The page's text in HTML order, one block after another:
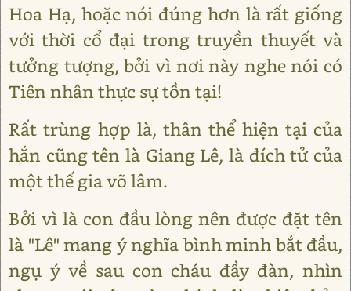
Hoa Hạ, hoặc nói đúng hơn là rất giống
với thời cổ đại trong truyền thuyết và
tưởng tượng, bởi vì nơi này nghe nói có
Tiên nhân thực sự tồn tại!
Rất trùng hợp là, thân thể hiện tại của
hắn cũng tên là Giang Lê, là đích tử của
một thế gia võ lâm.
Bởi vì là con đầu lòng nên được đặt tên
là "Lê" mang ý nghĩa bình minh bắt đầu,
ngụ ý về sau con cháu đầy đàn, nhìn